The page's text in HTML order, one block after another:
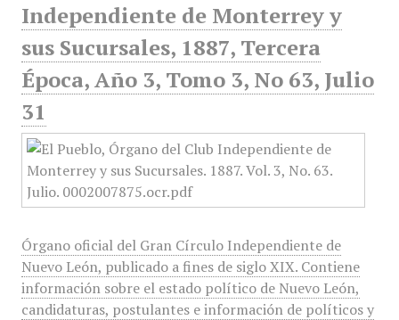
Independiente de Monterrey y
sus Sucursales, 1887, Tercera
Época, Año 3, Tomo 3, No 63, Julio
31
Órgano oficial del Gran Círculo Independiente de
Nuevo León, publicado a fines de siglo XIX. Contiene
información sobre el estado político de Nuevo León,
candidaturas, postulantes e información de políticos y